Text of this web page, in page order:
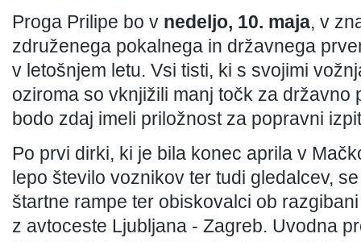
Proga Prilipe bo v nedeljo, 10. maja, v
združenega pokalnega in državnega
v letošnjem letu. Vsi tisti, ki s svojimi
oziroma so vknjižili manj točk za državno
bodo zdaj imeli priložnost za popravni
Po prvi dirki, ki je bila konec aprila v
lepo število voznikov ter tudi gledalcev,
štartne rampe ter obiskovalci ob
z avtoceste Ljubljana - Zagreb. Uvodna